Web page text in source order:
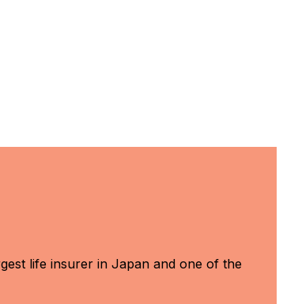
life insurer in Japan and one of the